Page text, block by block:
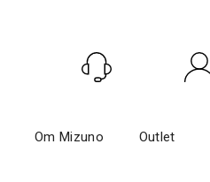
Om Mizuno Outlet